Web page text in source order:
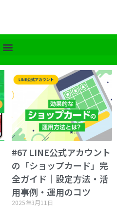
#67 LINE公式アカウント
の「ショップカード」完
全ガイド｜設定方法・活
用事例・運用のコツ
2025年3月11日